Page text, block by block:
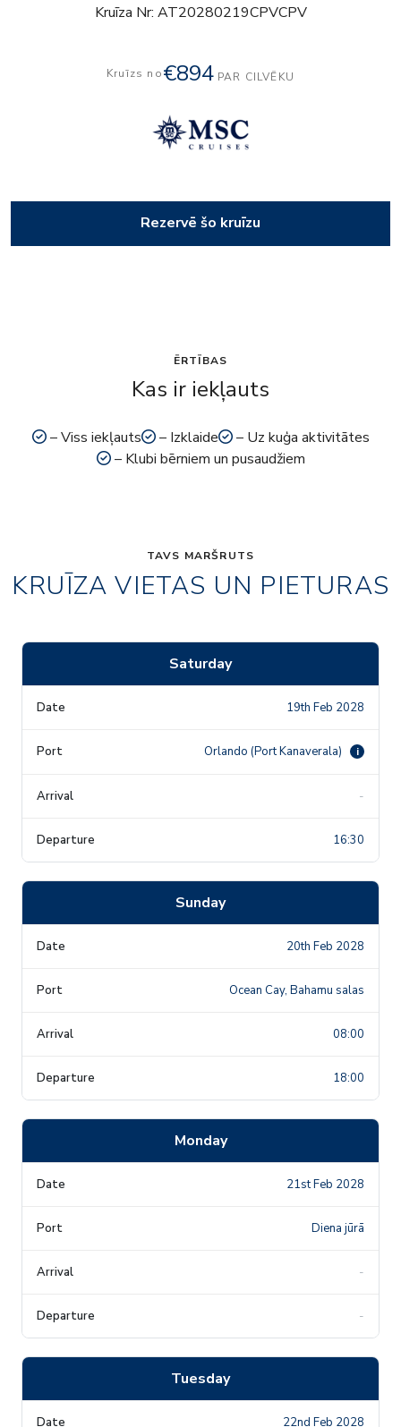
Kruīza Nr: AT20280219CPVCPV
Kruīzs no€894 PAR CILVĒKU
Rezervē šo kruīzu
ĒRTĪBAS
Kas ir iekļauts
– Viss iekļauts – Izklaide
– Uz kuģa aktivitātes
– Klubi bērniem un pusaudžiem
TAVS MARŠRUTS
KRUĪZA VIETAS UN PIETURAS
Saturday
19th Feb 2028
Orlando (Port Kanaverala) i
-
16:30
Sunday
20th Feb 2028
Ocean Cay, Bahamu salas
08:00
18:00
Monday
21st Feb 2028
Diena jūrā
-
-
Tuesday
22nd Feb 2028